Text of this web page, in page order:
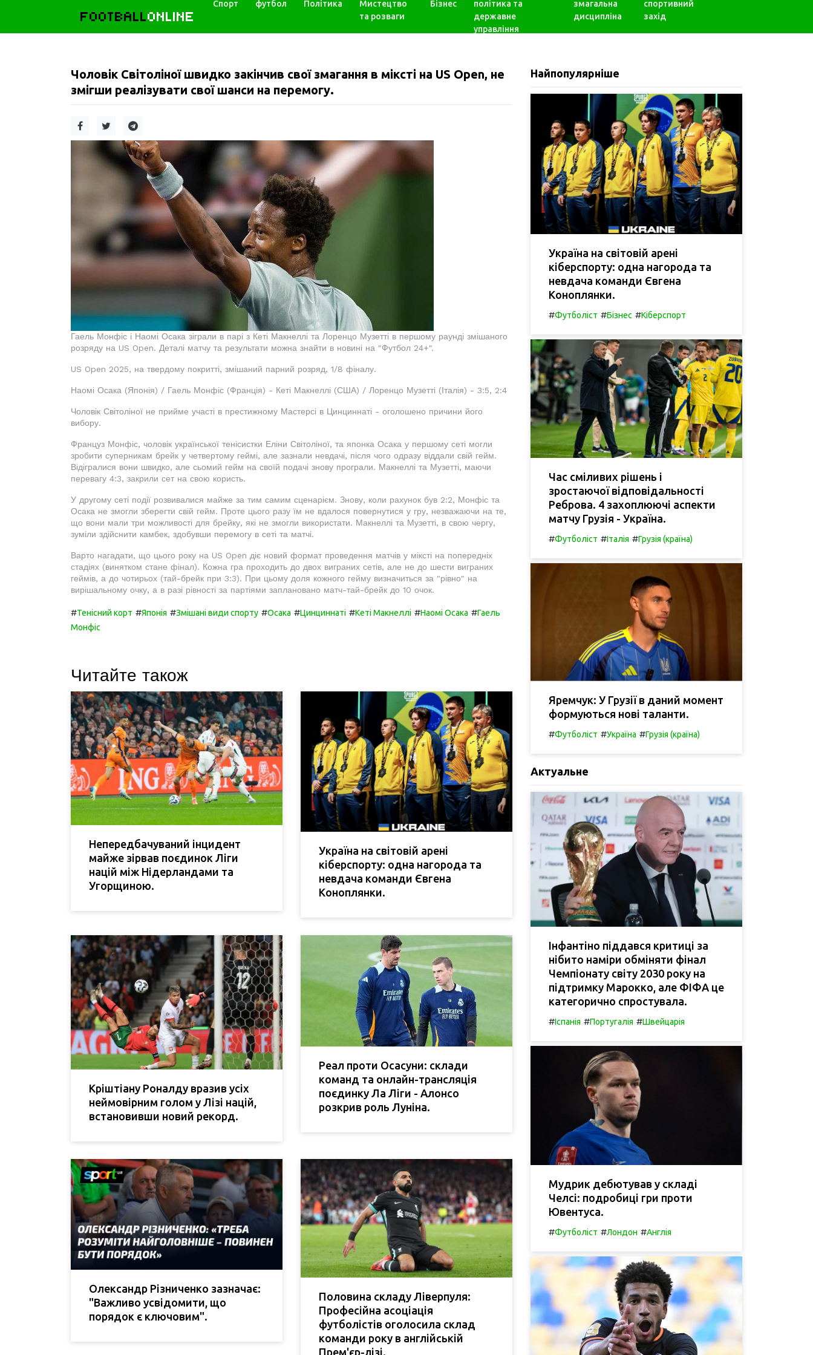
FOOTBALLONLINE
Спорт футбол Політика
Мистецтво
та розваги
Бізнес
політика та
державне
управління
змагальна
дисципліна
спортивний
захід
Чоловік Світоліної швидко закінчив свої змагання в міксті на US Open, не
змігши реалізувати свої шанси на перемогу.
Гаель Монфіс і Наомі Осака зіграли в парі з Кеті Макнеллі та Лоренцо Музетті в першому раунді змішаного
розряду на US Open. Деталі матчу та результати можна знайти в новині на "Футбол 24+".
US Open 2025, на твердому покритті, змішаний парний розряд, 1/8 фіналу.
Наомі Осака (Японія) / Гаель Монфіс (Франція) - Кеті Макнеллі (США) / Лоренцо Музетті (Італія) - 3:5, 2:4
Чоловік Світоліної не прийме участі в престижному Мастерсі в Цинциннаті - оголошено причини його
вибору.
Француз Монфіс, чоловік української тенісистки Еліни Світоліної, та японка Осака у першому сеті могли
зробити суперникам брейк у четвертому геймі, але зазнали невдачі, після чого одразу віддали свій гейм.
Відігралися вони швидко, але сьомий гейм на своїй подачі знову програли. Макнеллі та Музетті, маючи
перевагу 4:3, закрили сет на свою користь.
У другому сеті події розвивалися майже за тим самим сценарієм. Знову, коли рахунок був 2:2, Монфіс та
Осака не змогли зберегти свій гейм. Проте цього разу їм не вдалося повернутися у гру, незважаючи на те,
що вони мали три можливості для брейку, які не змогли використати. Макнеллі та Музетті, в свою чергу,
зуміли здійснити камбек, здобувши перемогу в сеті та матчі.
Варто нагадати, що цього року на US Open діє новий формат проведення матчів у міксті на попередніх
стадіях (винятком стане фінал). Кожна гра проходить до двох виграних сетів, але не до шести виграних
геймів, а до чотирьох (тай-брейк при 3:3). При цьому доля кожного гейму визначиться за "рівно" на
вирішальному очку, а в разі рівності за партіями заплановано матч-тай-брейк до 10 очок.
#Тенісний корт #Японія #Змішані види спорту #Осака #Цинциннаті #Кеті Макнеллі #Наомі Осака #Гаель
Монфіс
Читайте також
Непередбачуваний інцидент
майже зірвав поєдинок Ліги
націй між Нідерландами та
Угорщиною.
Україна на світовій арені
кіберспорту: одна нагорода та
невдача команди Євгена
Коноплянки.
Кріштіану Роналду вразив усіх
неймовірним голом у Лізі націй,
встановивши новий рекорд.
Реал проти Осасуни: склади
команд та онлайн-трансляція
поєдинку Ла Ліги - Алонсо
розкрив роль Луніна.
Олександр Різниченко зазначає:
"Важливо усвідомити, що
порядок є ключовим".
Половина складу Ліверпуля:
Професійна асоціація
футболістів оголосила склад
команди року в англійській
Прем'єр-лізі.
Найпопулярніше
Україна на світовій арені
кіберспорту: одна нагорода та
невдача команди Євгена
Коноплянки.
#Футболіст #Бізнес #Кіберспорт
Час сміливих рішень і
зростаючої відповідальності
Реброва. 4 захоплюючі аспекти
матчу Грузія - Україна.
#Футболіст #Італія #Грузія (країна)
Яремчук: У Грузії в даний момент
формуються нові таланти.
#Футболіст #Україна #Грузія (країна)
Актуальне
Інфантіно піддався критиці за
нібито наміри обміняти фінал
Чемпіонату світу 2030 року на
підтримку Марокко, але ФІФА це
категорично спростувала.
#Іспанія #Португалія #Швейцарія
Мудрик дебютував у складі
Челсі: подробиці гри проти
Ювентуса.
#Футболіст #Лондон #Англія